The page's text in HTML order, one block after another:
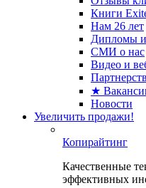
Книги
Нам 26 лет
Дипломы
СМИ о нас
Видео и
★
Новости
Увеличить продажи!
Копирайтинг
Качественные
эффективных